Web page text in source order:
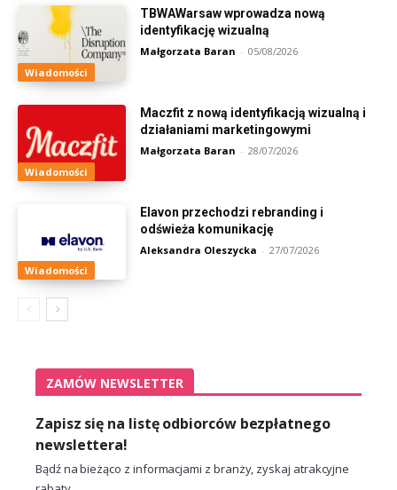
Wiadomości
TBWAWarsaw wprowadza nową
identyfikację wizualną
Małgorzata Baran - 05/08/2026
Wiadomości
Maczfit z nową identyfikacją wizualną i
działaniami marketingowymi
Małgorzata Baran - 28/07/2026
Wiadomości
Elavon przechodzi rebranding i
odświeża komunikację
Aleksandra Oleszycka - 27/07/2026
ZAMÓW NEWSLETTER
Zapisz się na listę odbiorców bezpłatnego
newslettera!
Bądź na bieżąco z informacjami z branży, zyskaj atrakcyjne